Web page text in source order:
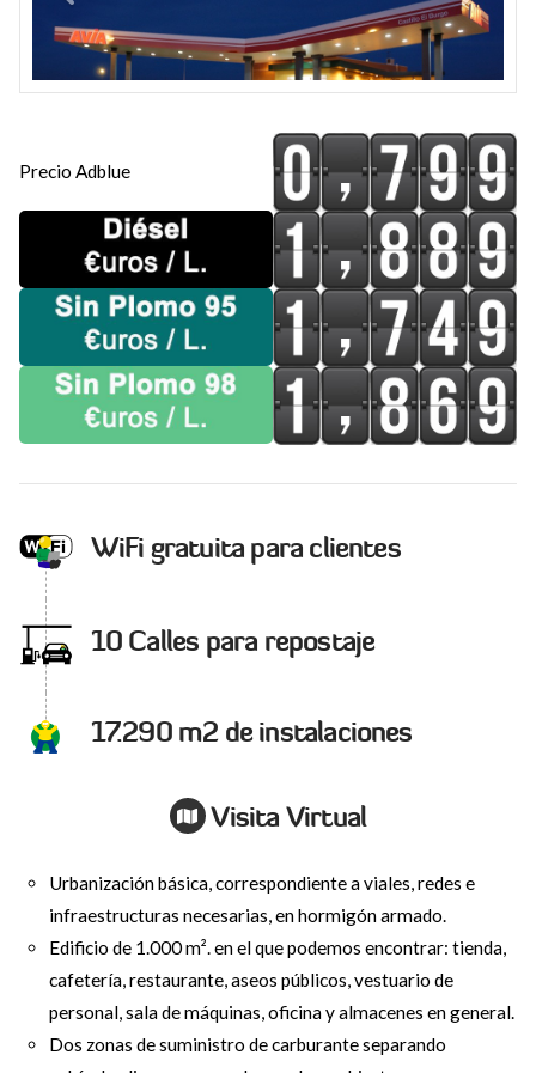
Precio Adblue
WiFi gratuita para clientes
10 Calles para repostaje
17.290 m2 de instalaciones
Visita Virtual
Urbanización básica, correspondiente a viales, redes e
infraestructuras necesarias, en hormigón armado.
Edificio de 1.000 m². en el que podemos encontrar: tienda,
cafetería, restaurante, aseos públicos, vestuario de
personal, sala de máquinas, oficina y almacenes en general.
Dos zonas de suministro de carburante separando